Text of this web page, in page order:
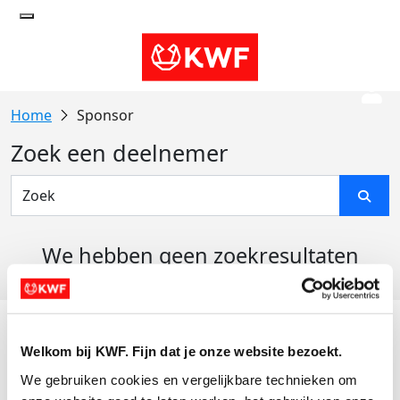
Welkom bij KWF. Fijn dat je onze website bezoekt.
We gebruiken cookies en vergelijkbare technieken om
Sponsor
Zoek een deelnemer
We hebben geen zoekresultaten
Actiematerialen
Evenementen